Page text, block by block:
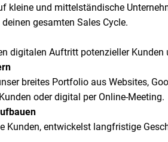
kleine und mittelständische
gesamten Sales Cycle.
digitalen Auftritt potenzieller
breites Portfolio aus Websites,
oder digital per Online-Meeting.
Kunden, entwickelst langfristige